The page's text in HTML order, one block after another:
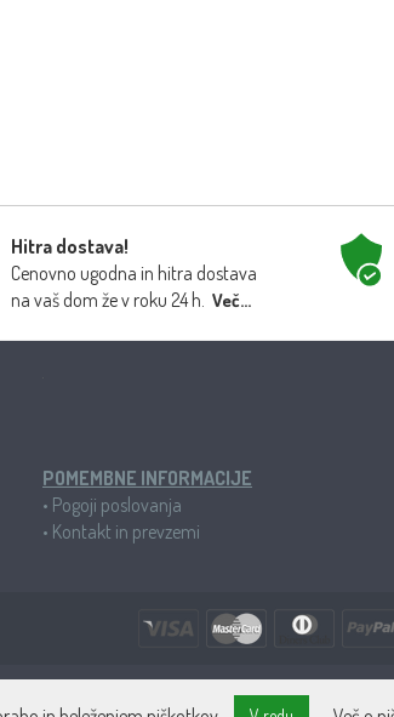
Hitra dostava!
Cenovno ugodna in hitra dostava
na vaš dom že v roku 24 h. Več...
POMEMBNE INFORMACIJE
• Pogoji poslovanja
• Kontakt in prevzemi
- specializirana trgovina za akvaristiko ©2025